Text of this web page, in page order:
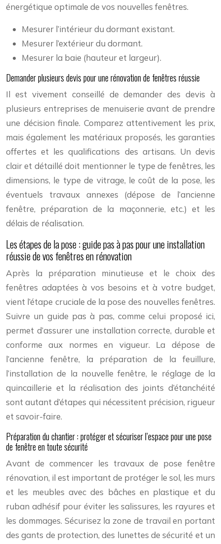
énergétique optimale de vos nouvelles fenêtres.
Mesurer l’intérieur du dormant existant.
Mesurer l’extérieur du dormant.
Mesurer la baie (hauteur et largeur).
Demander plusieurs devis pour une rénovation de fenêtres réussie
Il est vivement conseillé de demander des devis à
plusieurs entreprises de menuiserie avant de prendre
une décision finale. Comparez attentivement les prix,
mais également les matériaux proposés, les garanties
offertes et les qualifications des artisans. Un devis
clair et détaillé doit mentionner le type de fenêtres, les
dimensions, le type de vitrage, le coût de la pose, les
éventuels travaux annexes (dépose de l’ancienne
fenêtre, préparation de la maçonnerie, etc.) et les
délais de réalisation.
Les étapes de la pose : guide pas à pas pour une installation
réussie de vos fenêtres en rénovation
Après la préparation minutieuse et le choix des
fenêtres adaptées à vos besoins et à votre budget,
vient l’étape cruciale de la pose des nouvelles fenêtres.
Suivre un guide pas à pas, comme celui proposé ici,
permet d’assurer une installation correcte, durable et
conforme aux normes en vigueur. La dépose de
l’ancienne fenêtre, la préparation de la feuillure,
l’installation de la nouvelle fenêtre, le réglage de la
quincaillerie et la réalisation des joints d’étanchéité
sont autant d’étapes qui nécessitent précision, rigueur
et savoir-faire.
Préparation du chantier : protéger et sécuriser l’espace pour une pose
de fenêtre en toute sécurité
Avant de commencer les travaux de pose fenêtre
rénovation, il est important de protéger le sol, les murs
et les meubles avec des bâches en plastique et du
ruban adhésif pour éviter les salissures, les rayures et
les dommages. Sécurisez la zone de travail en portant
des gants de protection, des lunettes de sécurité et un